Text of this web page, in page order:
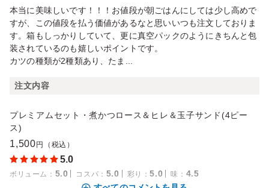
本当に美味しいです！！！お値段が朝ごはんにしては少し高めで
すが、この値段を払う価値があるなと思いいつも注文しておりま
す。箱もしっかりしていて、更に真空パックのようにきちんと包
装されているのも嬉しいポイントです。
カツの種類が2種類あり、たま...
注文内容
プレミアムセット・煮かつロース＆ヒレ＆玉子サンド(4ピー
ス)
1,500 円（税込）
5.0
ボリューム ： 5.0 コスパ ： 5.0 彩り ：5.0 味 ： 4.5